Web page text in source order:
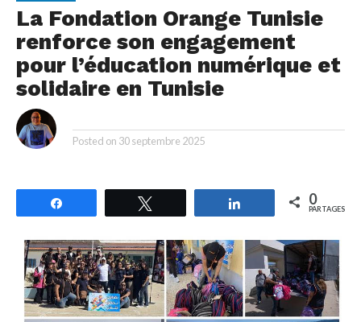
La Fondation Orange Tunisie
renforce son engagement
pour l’éducation numérique et
solidaire en Tunisie
Posted on 30 septembre 2025
Partagez 0
PARTAGES